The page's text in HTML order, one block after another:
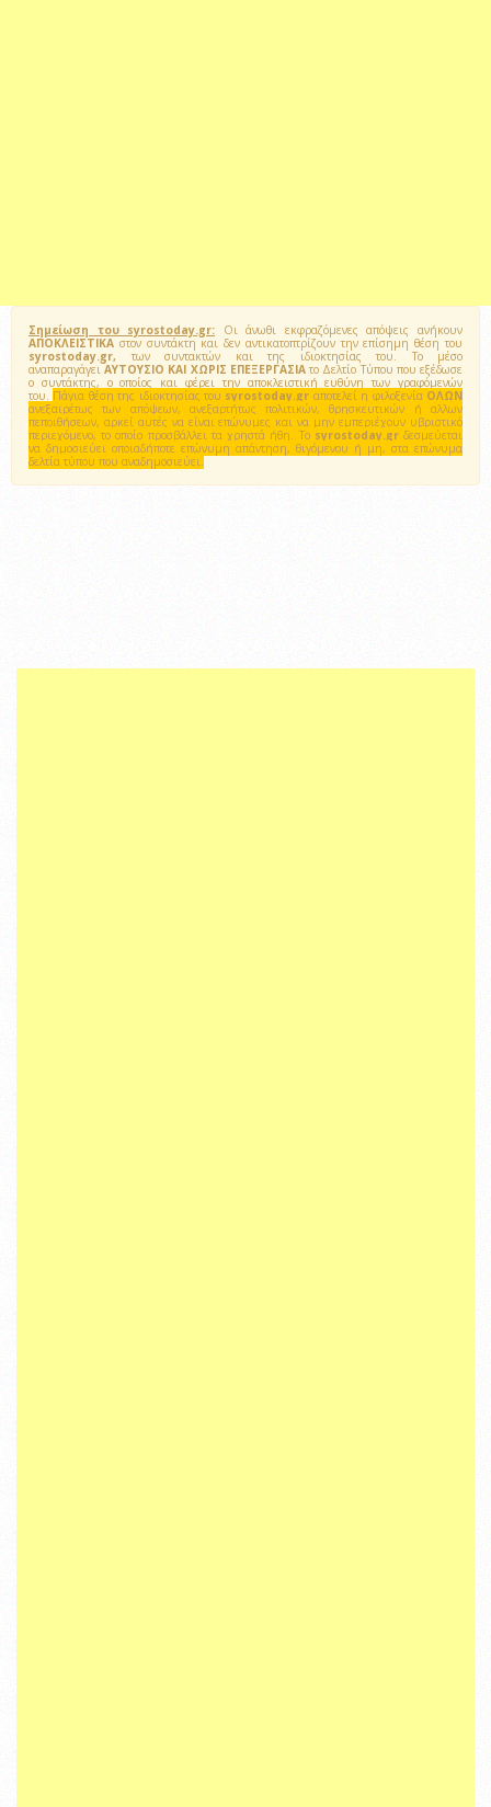
Σημείωση του syrostoday.gr: Οι άνωθι εκφραζόμενες απόψεις ανήκουν
ΑΠΟΚΛΕΙΣΤΙΚΑ στον συντάκτη και δεν αντικατοπτρίζουν την επίσημη θέση του
syrostoday.gr, των συντακτών και της ιδιοκτησίας του. Το μέσο
αναπαραγάγειΑΥΤΟΥΣΙΟ ΚΑΙ ΧΩΡΙΣ ΕΠΕΞΕΡΓΑΣΙΑτο Δελτίο Τύπου που εξέδωσε
ο συντάκτης, ο οποίος και φέρει την αποκλειστική ευθύνη των γραφόμενών
του. Πάγια θέση της ιδιοκτησίας του syrostoday.gr αποτελεί η φιλοξενία ΟΛΩΝ
ανεξαιρέτως των απόψεων, ανεξαρτήτως πολιτικών, θρησκευτικών ή αλλων
πεποιθήσεων, αρκεί αυτές να είναι επώνυμες και να μην εμπεριέχουν υβριστικό
περιεχόμενο, το οποίο προσβάλλει τα χρηστά ήθη. Το syrostoday.grδεσμεύεται
να δημοσιεύει οποιαδήποτε επώνυμη απάντηση, θιγόμενου ή μη, στα επώνυμα
δελτία τύπου που αναδημοσιεύει.